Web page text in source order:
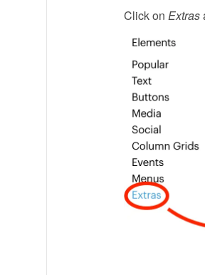
Click on Extras